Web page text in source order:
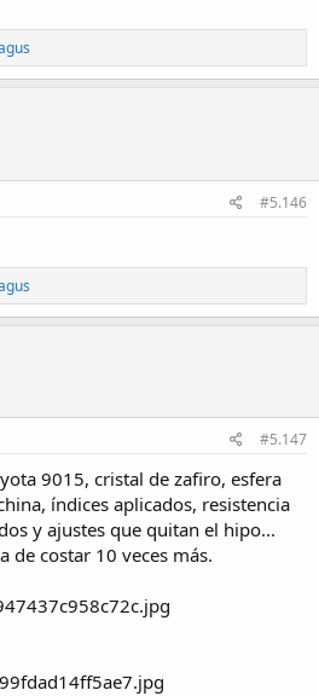
#5.146
#5.147
9015, cristal de zafiro, esfera
índices aplicados, resistencia
y ajustes que quitan el hipo...
de costar 10 veces más.